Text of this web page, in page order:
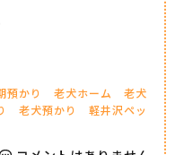
預かり 老犬ホーム
老犬
老犬預かり
軽井沢ペッ